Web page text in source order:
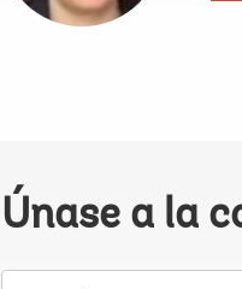
Únase a la